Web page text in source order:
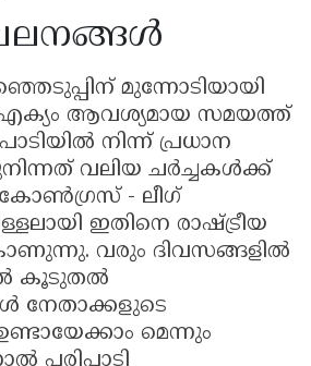
ചലനങ്ങൾ
മുന്നോടിയായി
ആവശ്യമായ സമയത്ത്
നിന്ന് പ്രധാന
വലിയ ചർച്ചകൾക്ക്
കോൺഗ്രസ് - ലീഗ്
ഇതിനെ രാഷ്ട്രീയ
വരും ദിവസങ്ങളിൽ
കൂടുതൽ
നേതാക്കളുടെ
മെന്നും